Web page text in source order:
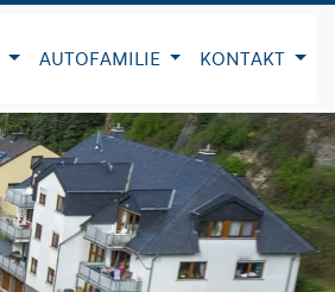
AUTOFAMILIE KONTAKT